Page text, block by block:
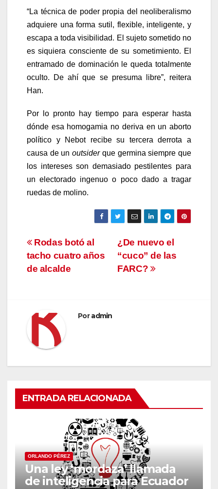
“La técnica de poder propia del neoliberalismo
adquiere una forma sutil, flexible, inteligente, y
escapa a toda visibilidad. El sujeto sometido no
es siquiera consciente de su sometimiento. El
entramado de dominación le queda totalmente
oculto. De ahí que se presuma libre”, reitera
Han.
Por lo pronto hay tiempo para esperar hasta
dónde esa homogamia no deriva en un aborto
político y Nebot recibe su tercera derrota a
causa de unoutsiderque germina siempre que
los intereses son demasiado pestilentes para
un electorado ingenuo o poco dado a tragar
ruedas de molino.
Navegación
de
¿De nuevo el
“cuco” de las
FARC?
Rodas botó al
tacho cuatro años
de alcalde
Poradmin
ENTRADA RELACIONADA
ORLANDO PÉREZ
Una ley ‘mordaza’ llamada
de inteligencia para Ecuador